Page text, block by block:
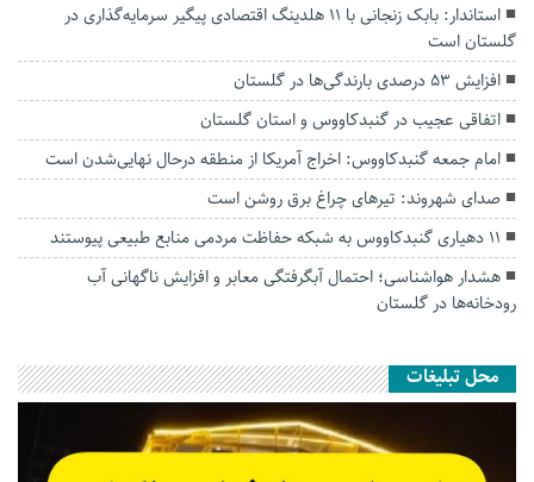
استاندار: بابک زنجانی با ۱۱ هلدینگ اقتصادی پیگیر سرمایه‌گذاری در
گلستان است
افزایش ۵۳ درصدی بارندگی‌ها در گلستان
اتفاقی عجیب در‌ گنبدکاووس و استان گلستان
امام جمعه گنبدکاووس: اخراج آمریکا از منطقه درحال نهایی‌شدن است
صدای شهروند: تیرهای چراغ برق روشن است
۱۱ دهیاری گنبدکاووس به شبکه حفاظت مردمی منابع طبیعی پیوستند
هشدار هواشناسی؛ احتمال آبگرفتگی معابر و افزایش ناگهانی آب
رودخانه‌ها در گلستان
محل تبلیغات